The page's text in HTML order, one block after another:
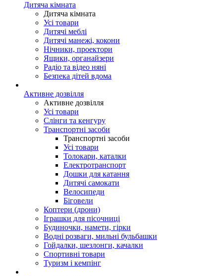
Дитяча кімната
Дитяча кімната
Усі товари
Дитячі меблі
Дитячі манежі, кокони
Нічники, проектори
Ящики, органайзери
Радіо та відео няні
Безпека дітей вдома
Активне дозвілля
Активне дозвілля
Усі товари
Слінги та кенгуру
Транспортні засоби
Транспортні засоби
Усі товари
Толокари, каталки
Електротранспорт
Дошки для катання
Дитячі самокати
Велосипеди
Біговели
Коптери (дрони)
Іграшки для пісочниці
Будиночки, намети, гірки
Водні розваги, мильні бульбашки
Гойдалки, шезлонги, качалки
Спортивні товари
Туризм і кемпінг